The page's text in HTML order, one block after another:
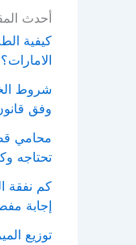
أحدث
كيفية
شروط
وفق
محامي
تحتاجه
كم نفقة
إجابة
توزيع